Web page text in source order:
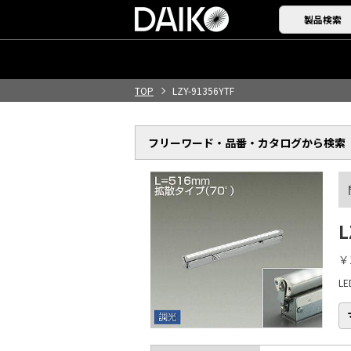
製品検索
TOP LZY-91356YTF
フリーワード・品番・ カタログから検索